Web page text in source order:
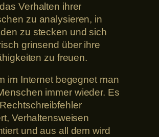
Verhalten ihrer
zu analysieren, in
zu stecken und sich
grinsend über ihre
zu freuen.
im Internet begegnet man
immer wieder. Es
Verhaltensweisen
und aus all dem wird